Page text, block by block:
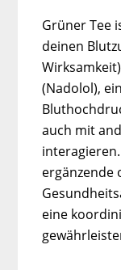
Grüner Tee
deinen
(Nadolol),
auch mit
ergänzende
eine